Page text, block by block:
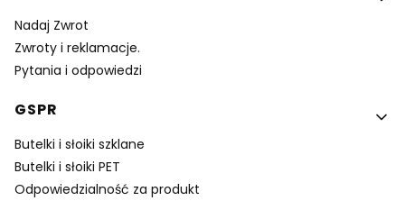
Nadaj Zwrot
Zwroty i reklamacje.
Pytania i odpowiedzi
GSPR
Butelki i słoiki szklane
Butelki i słoiki PET
Odpowiedzialność za produkt